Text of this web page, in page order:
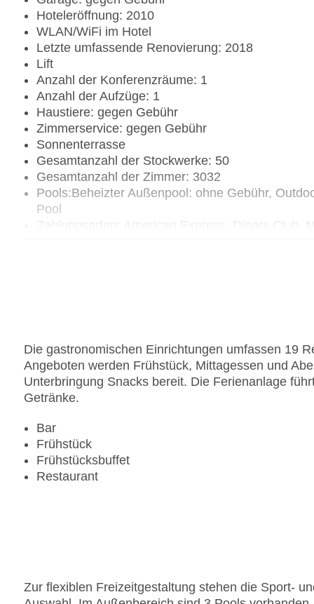
Hoteleröffnung: 2010
WLAN/WiFi im Hotel
Letzte umfassende Renovierung: 2018
Lift
Anzahl der Konferenzräume: 1
Anzahl der Aufzüge: 1
Haustiere: gegen Gebühr
Zimmerservice: gegen Gebühr
Sonnenterrasse
Gesamtanzahl der Stockwerke: 50
Gesamtanzahl der Zimmer: 3032
Pools:Beheizter Außenpool: ohne Gebühr,
Pool
Die gastronomischen Einrichtungen umfassen 19
Angeboten werden Frühstück, Mittagessen und
Unterbringung Snacks bereit. Die Ferienanlage
Getränke.
Bar
Frühstück
Frühstücksbuffet
Restaurant
Zur flexiblen Freizeitgestaltung stehen die Sport-